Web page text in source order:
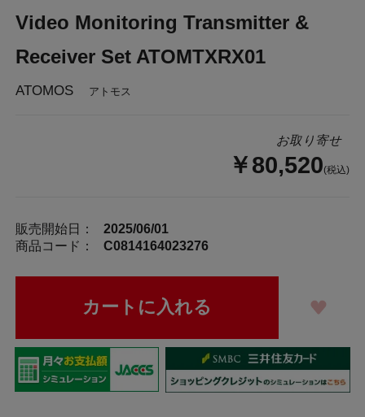
Video Monitoring Transmitter &
Receiver Set ATOMTXRX01
ATOMOS アトモス
お取り寄せ
￥80,520(税込)
販売開始日：
2025/06/01
商品コード：
C0814164023276